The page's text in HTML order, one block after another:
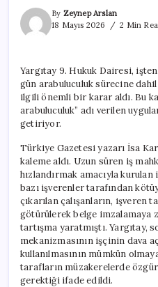
By Zeynep Arslan
18 Mayıs 2026
2 Min
Yargıtay 9. Hukuk Dairesi, işten
gün arabuluculuk sürecine
ilgili önemli bir karar aldı. Bu
arabuluculuk” adı verilen
getiriyor.
Türkiye Gazetesi yazarı İsa
kaleme aldı. Uzun süren iş
hızlandırmak amacıyla
bazı işverenler tarafından
çıkarılan çalışanların, işveren
götürülerek belge imzalamaya
tartışma yaratmıştı. Yargıtay,
mekanizmasının işçinin dava
kullanılmasının mümkün
tarafların müzakerelerde
gerektiği ifade edildi.